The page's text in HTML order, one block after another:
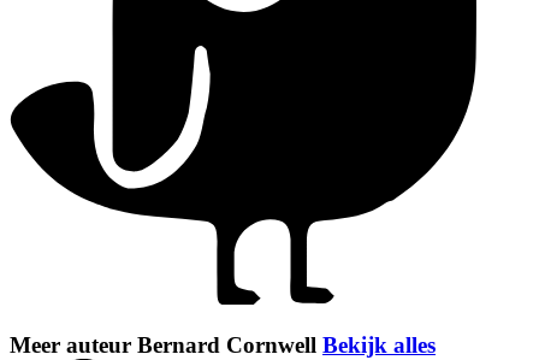
Meer auteur Bernard Cornwell Bekijk alles